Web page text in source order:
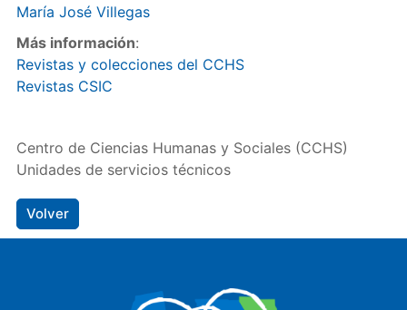
María José Villegas
Más información:
Revistas y colecciones del CCHS
Revistas CSIC
Centro de Ciencias Humanas y Sociales (CCHS)
Unidades de servicios técnicos
Volver